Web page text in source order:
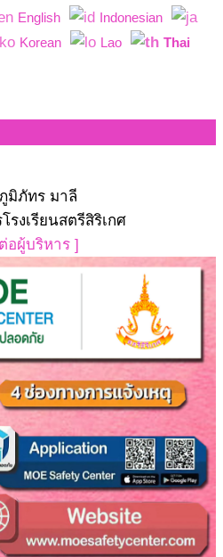
English
Indonesian
Korean Lao
Thai
มิภัทร มาลี
รงเรียนสตรีสิริเกศ
อผู้บริหาร ]